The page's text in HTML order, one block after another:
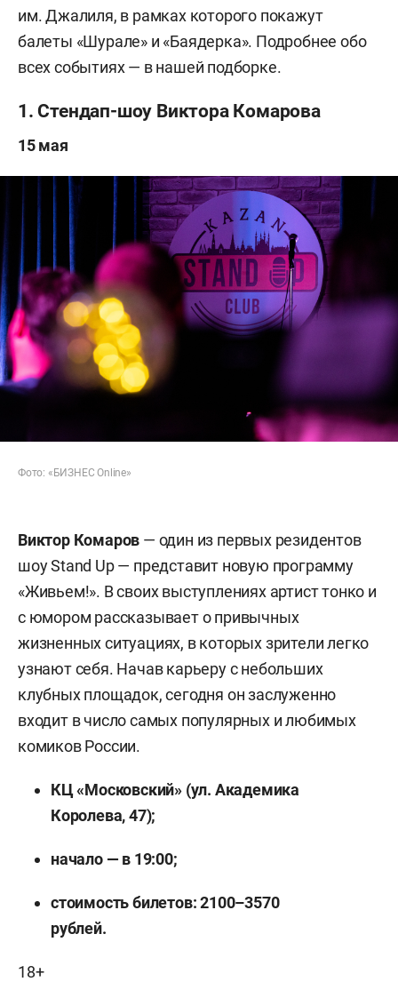
им. Джалиля, в рамках которого покажут
балеты «Шурале» и «Баядерка». Подробнее обо
всех событиях — в нашей подборке.
1. Стендап-шоу Виктора Комарова
15 мая
Фото: «БИЗНЕС Online»
Виктор Комаров — один из первых резидентов
шоу Stand Up — представит новую программу
«Живьем!». В своих выступлениях артист тонко и
с юмором рассказывает о привычных
жизненных ситуациях, в которых зрители легко
узнают себя. Начав карьеру с небольших
клубных площадок, сегодня он заслуженно
входит в число самых популярных и любимых
комиков России.
КЦ «Московский» (ул. Академика
Королева, 47);
начало — в 19:00;
стоимость билетов: 2100–3570
рублей.
18+